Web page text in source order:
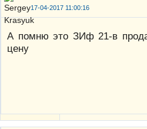
17-04-2017 11:00:16
А помню это ЗИф 21-в
цену